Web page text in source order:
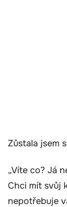
Zůstala jsem
„Víte co? Já
Chci mít svůj
nepotřebuje